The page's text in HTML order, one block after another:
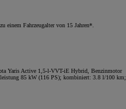
einem Fahrzeugalter von 15 Jahren*.
Yaris Active 1,5-l-VVT-iE Hybrid, Benzinmotor
85 kW (116 PS); kombiniert: 3.8 l/100 km;